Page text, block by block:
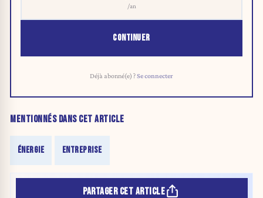
/an
CONTINUER
Déjà abonné(e) ?Se connecter
MENTIONNÉS DANS CET ARTICLE
ÉNERGIE ENTREPRISE
PARTAGER CET ARTICLE